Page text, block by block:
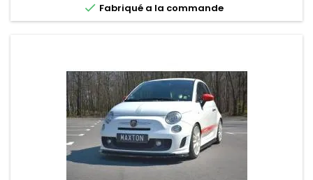
 Fabriqué a la commande